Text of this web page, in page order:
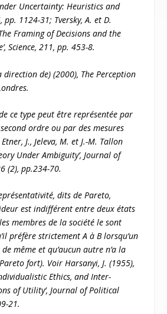
Uncertainty: Heuristics and
pp. 1124-31; Tversky, A. et D.
Framing of Decisions and the
Science, 211, pp. 453-8.
direction de) (2000), The Perception
ce type peut être représentée par
ordre ou par des mesures
J., Jeleva, M. et J.-M. Tallon
Under Ambiguity’, Journal of
(2), pp.234-70.
dits de Pareto,
est indifférent entre deux états
membres de la société le sont
préfère strictement A à B lorsqu’un
même et qu’aucun autre n’a la
fort). Voir Harsanyi, J. (1955),
Ethics, and Inter-
of Utility’, Journal of Political
21.